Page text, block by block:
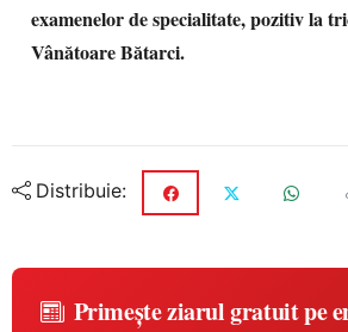
examenelor de specialitate, pozitiv la
Vânătoare Bătarci.
Distribuie:
Primește ziarul gratuit pe